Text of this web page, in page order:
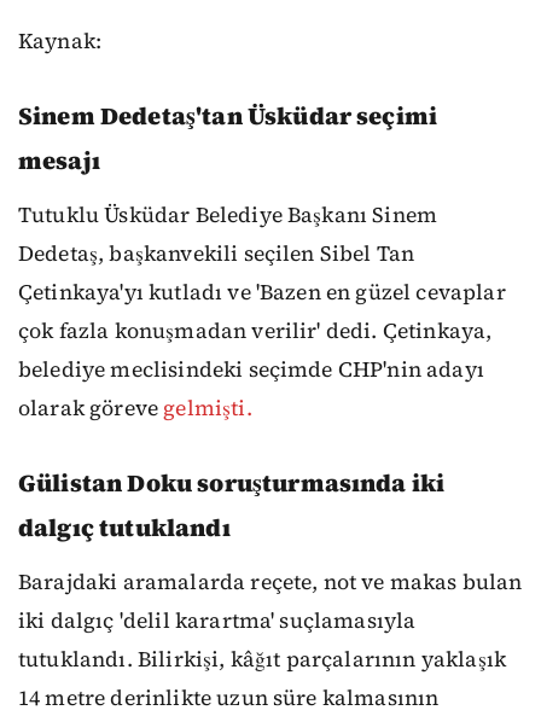
Kaynak:
Sinem Dedetaş'tan Üsküdar seçimi
mesajı
Tutuklu Üsküdar Belediye Başkanı Sinem
Dedetaş, başkanvekili seçilen Sibel Tan
Çetinkaya'yı kutladı ve 'Bazen en güzel cevaplar
çok fazla konuşmadan verilir' dedi. Çetinkaya,
belediye meclisindeki seçimde CHP'nin adayı
olarak göreve gelmişti.
Gülistan Doku soruşturmasında iki
dalgıç tutuklandı
Barajdaki aramalarda reçete, not ve makas bulan
iki dalgıç 'delil karartma' suçlamasıyla
tutuklandı. Bilirkişi, kâğıt parçalarının yaklaşık
14 metre derinlikte uzun süre kalmasının